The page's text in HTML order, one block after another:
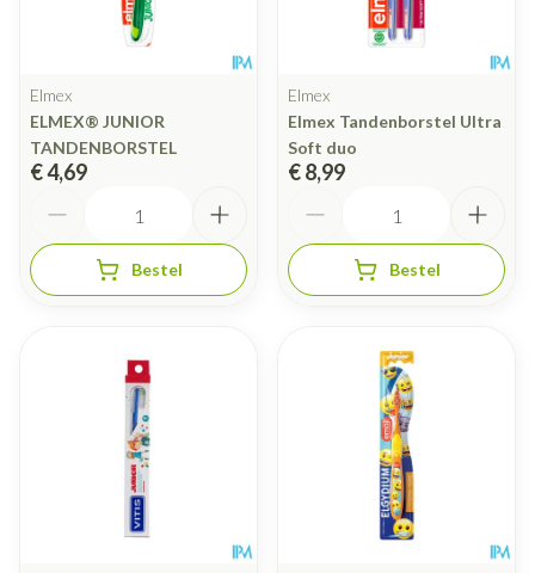
Elmex
ELMEX® JUNIOR
TANDENBORSTEL
€ 4,69
Bestel
Elmex
Elmex Tandenborstel Ultra
Soft duo
€ 8,99
Bestel